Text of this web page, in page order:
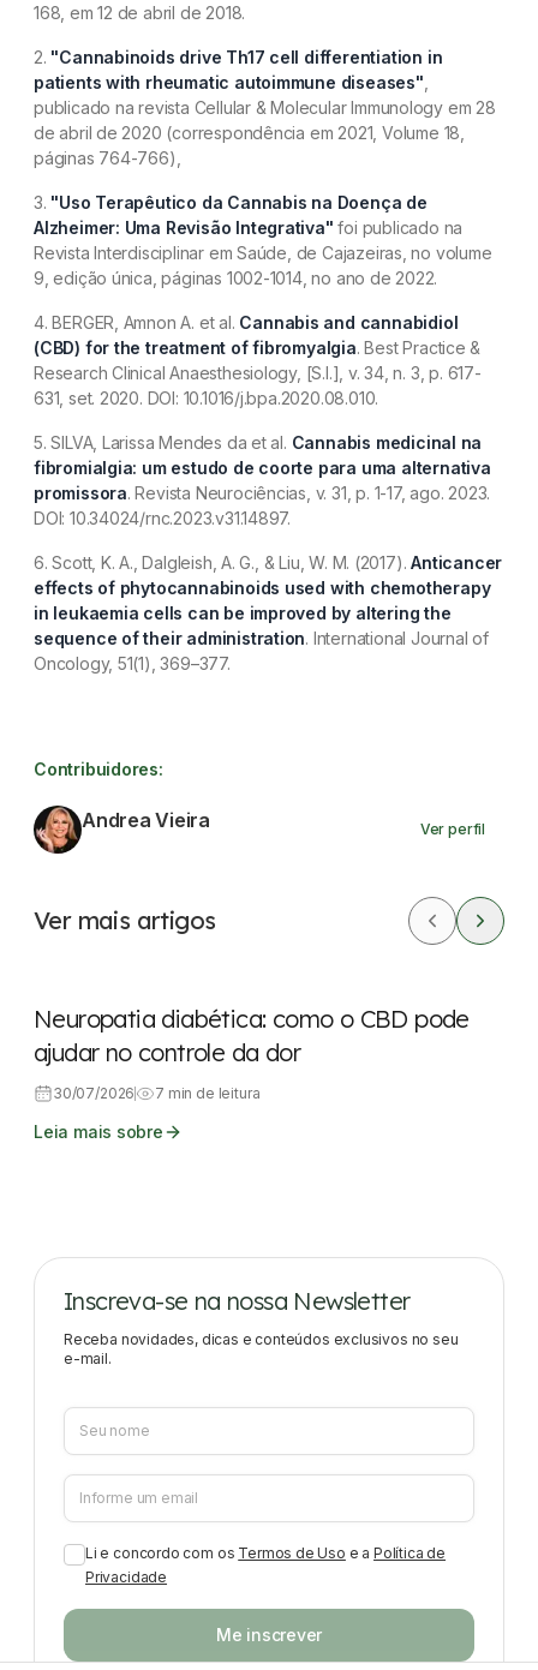
168, em 12 de abril de 2018.
2. "Cannabinoids drive Th17 cell differentiation in
patients with rheumatic autoimmune diseases"
publicado na revista Cellular & Molecular Immunology em 28
de abril de 2020 (correspondência em 2021, Volume 18,
páginas 764-766),
3. "Uso Terapêutico da Cannabis na Doença de
Alzheimer: Uma Revisão Integrativa" foi publicado na
Revista Interdisciplinar em Saúde, de Cajazeiras, no volume
9, edição única, páginas 1002-1014, no ano de 2022.
4. BERGER, Amnon A. et al. Cannabis and cannabidiol
(CBD) for the treatment of fibromyalgia. Best Practice &
Research Clinical Anaesthesiology, [S.l.], v. 34, n. 3, p. 617-
631, set. 2020. DOI: 10.1016/j.bpa.2020.08.010.
5. SILVA, Larissa Mendes da et al. Cannabis medicinal na
fibromialgia: um estudo de coorte para uma alternativa
promissora. Revista Neurociências, v. 31, p. 1-17, ago. 2023.
DOI: 10.34024/rnc.2023.v31.14897.
6. Scott, K. A., Dalgleish, A. G., & Liu, W. M. (2017).Anticancer
effects of phytocannabinoids used with chemotherapy
in leukaemia cells can be improved by altering the
sequence of their administration. International Journal of
Oncology, 51(1), 369–377.
Contribuidores:
Andrea Vieira Ver perfil
Ver mais artigos
CBD Dores
Neuropatia diabética: como o CBD pode
ajudar no controle da dor
30/07/2026 7 min de leitura
Leia mais sobre
Inscreva-se na nossa Newsletter
Receba novidades, dicas e conteúdos exclusivos no seu
e-mail.
Li e concordo com os Termos de Uso e a Política de
Privacidade
Me inscrever